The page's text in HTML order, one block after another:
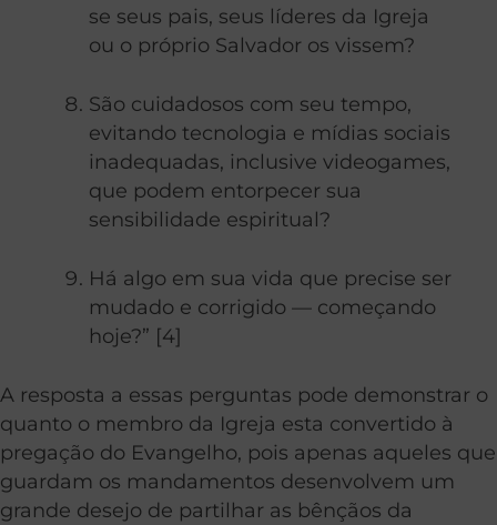
se seus pais, seus líderes da Igreja
ou o próprio Salvador os vissem?
São cuidadosos com seu tempo,
evitando tecnologia e mídias sociais
inadequadas, inclusive videogames,
que podem entorpecer sua
sensibilidade espiritual?
Há algo em sua vida que precise ser
mudado e corrigido — começando
hoje?” [4]
A resposta a essas perguntas pode demonstrar o
quanto o membro da Igreja esta convertido à
pregação do Evangelho, pois apenas aqueles que
guardam os mandamentos desenvolvem um
grande desejo de partilhar as bênçãos da